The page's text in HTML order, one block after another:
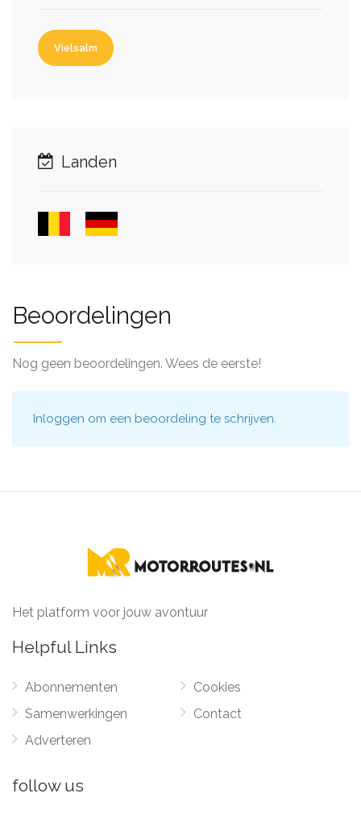
Vielsalm
Landen
Beoordelingen
Nog geen beoordelingen. Wees de eerste!
Inloggen om een beoordeling te schrijven.
Het platform voor jouw avontuur
Helpful Links
Abonnementen
Samenwerkingen
Adverteren
Cookies
Contact
follow us